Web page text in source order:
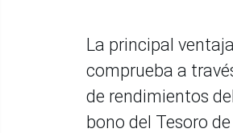
La principal
comprueba a
de rendimientos
bono del Tesoro